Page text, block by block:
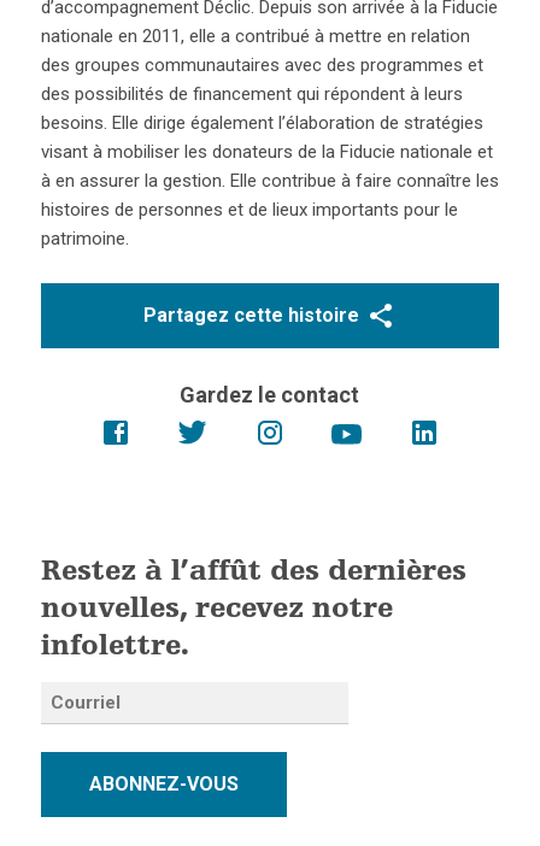
d’accompagnement Déclic. Depuis son arrivée à la Fiducie
nationale en 2011, elle a contribué à mettre en relation
des groupes communautaires avec des programmes et
des possibilités de financement qui répondent à leurs
besoins. Elle dirige également l’élaboration de stratégies
visant à mobiliser les donateurs de la Fiducie nationale et
à en assurer la gestion. Elle contribue à faire connaître les
histoires de personnes et de lieux importants pour le
patrimoine.
Partagez cette histoire
Gardez le contact
Restez à l’affût des dernières
nouvelles, recevez notre
infolettre.
ABONNEZ-VOUS